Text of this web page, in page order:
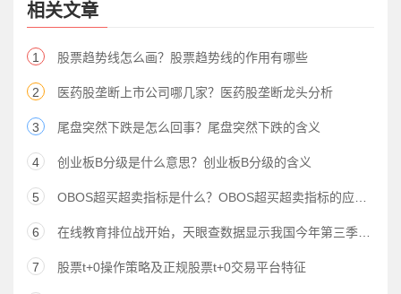
相关文章
1 股票趋势线怎么画？股票趋势线的作用有哪些
2 医药股垄断上市公司哪几家？医药股垄断龙头分析
3 尾盘突然下跌是怎么回事？尾盘突然下跌的含义
4 创业板B分级是什么意思？创业板B分级的含义
5 OBOS超买超卖指标是什么？OBOS超买超卖指标的应用法则
6 在线教育排位战开始，天眼查数据显示我国今年第三季度新增超过2.1万家在线教育相关企业，
7 股票t+0操作策略及正规股票t+0交易平台特征